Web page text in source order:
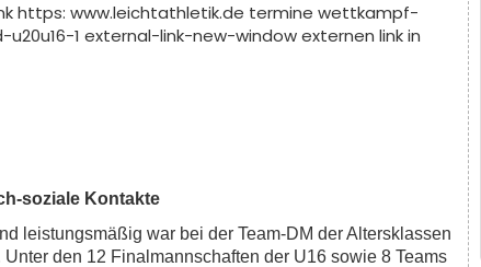
https: www.leichtathletik.de termine wettkampf-
1 external-link-new-window externen link in
soziale Kontakte
leistungsmäßig war bei der Team-DM der Altersklassen
den 12 Finalmannschaften der U16 sowie 8 Teams